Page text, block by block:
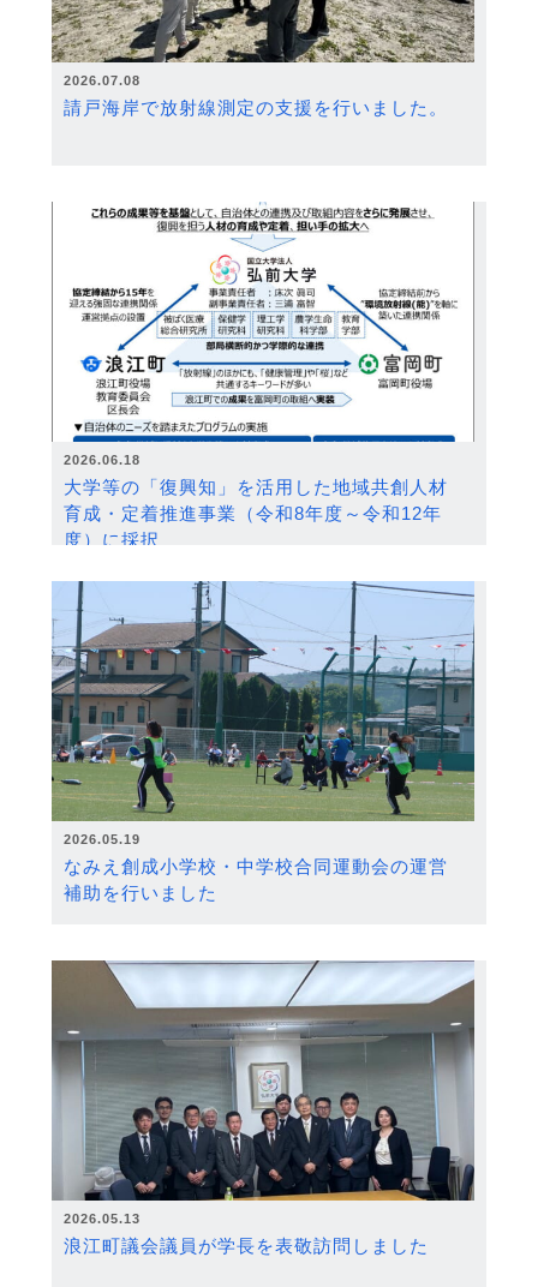
2026.07.08
請戸海岸で放射線測定の支援を行いました。
2026.06.18
大学等の「復興知」を活用した地域共創人材
育成・定着推進事業（令和8年度～令和12年
度）に採択
2026.05.19
なみえ創成小学校・中学校合同運動会の運営
補助を行いました
2026.05.13
浪江町議会議員が学長を表敬訪問しました